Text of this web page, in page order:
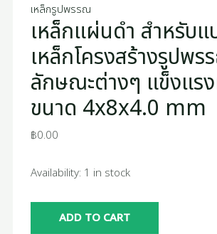
เหล็กรูปพรรณ
เหล็กแผ่นดำ สำหรับแ
เหล็กโครงสร้างรูปพร
ลักษณะต่างๆ แข็งแร
ขนาด 4x8x4.0 mm
฿0.00
Availability: 1 in stock
4x8x4.0
mm
quantity
ADD TO CART